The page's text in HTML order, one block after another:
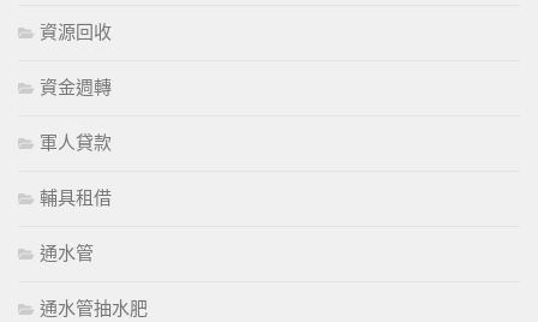
資源回收
資金週轉
軍人貸款
輔具租借
通水管
通水管抽水肥